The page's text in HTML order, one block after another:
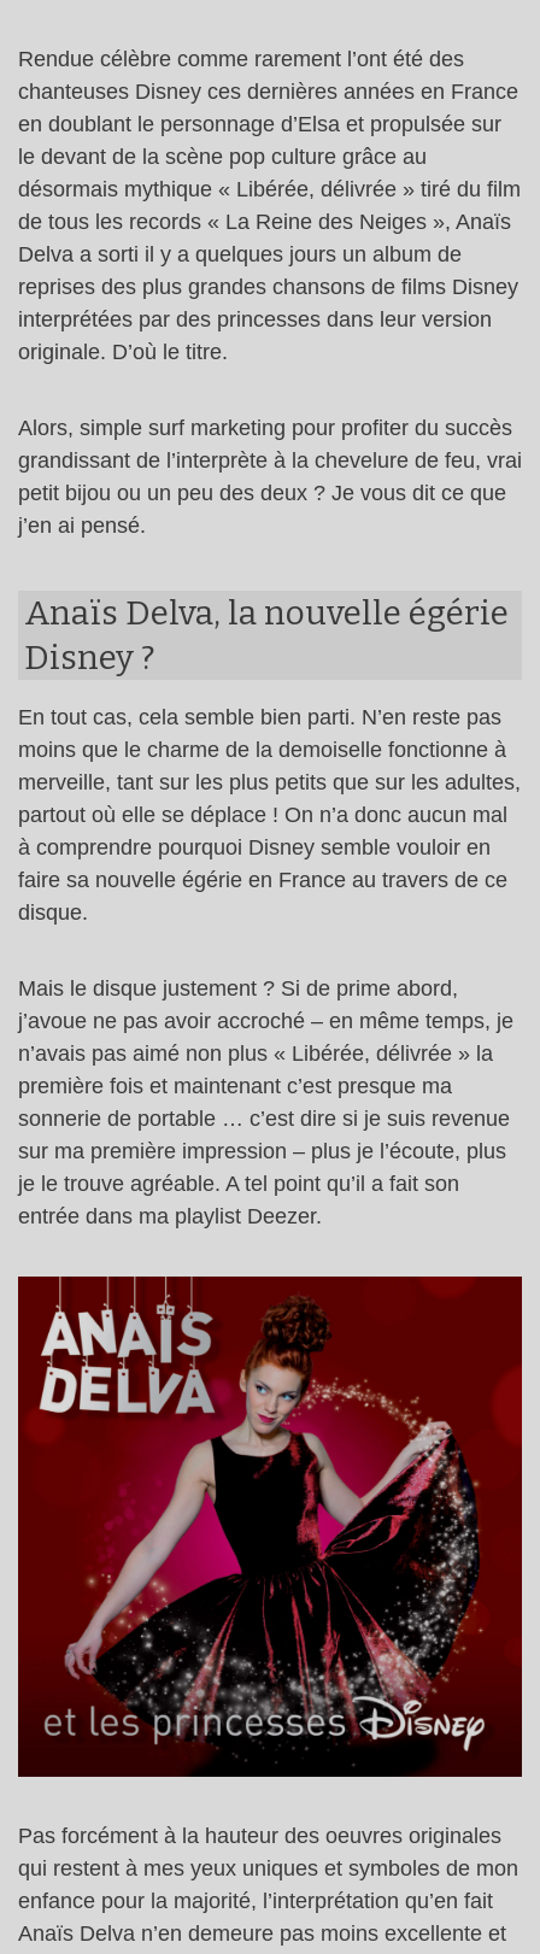
Rendue célèbre comme rarement l’ont été des
chanteuses Disney ces dernières années en France
en doublant le personnage d’Elsa et propulsée sur
le devant de la scène pop culture grâce au
désormais mythique « Libérée, délivrée » tiré du film
de tous les records « La Reine des Neiges », Anaïs
Delva a sorti il y a quelques jours un album de
reprises des plus grandes chansons de films Disney
interprétées par des princesses dans leur version
originale. D’où le titre.
Alors, simple surf marketing pour profiter du succès
grandissant de l’interprète à la chevelure de feu, vrai
petit bijou ou un peu des deux ? Je vous dit ce que
j’en ai pensé.
Anaïs Delva, la nouvelle égérie
Disney ?
En tout cas, cela semble bien parti. N’en reste pas
moins que le charme de la demoiselle fonctionne à
merveille, tant sur les plus petits que sur les adultes,
partout où elle se déplace ! On n’a donc aucun mal
à comprendre pourquoi Disney semble vouloir en
faire sa nouvelle égérie en France au travers de ce
disque.
Mais le disque justement ? Si de prime abord,
j’avoue ne pas avoir accroché – en même temps, je
n’avais pas aimé non plus « Libérée, délivrée » la
première fois et maintenant c’est presque ma
sonnerie de portable … c’est dire si je suis revenue
sur ma première impression – plus je l’écoute, plus
je le trouve agréable. A tel point qu’il a fait son
entrée dans ma playlist Deezer.
Pas forcément à la hauteur des oeuvres originales
qui restent à mes yeux uniques et symboles de mon
enfance pour la majorité, l’interprétation qu’en fait
Anaïs Delva n’en demeure pas moins excellente et